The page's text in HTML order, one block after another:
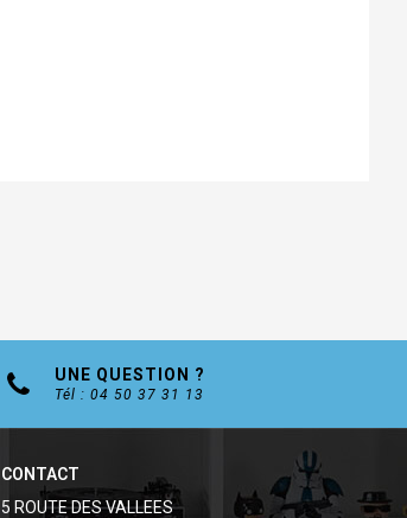
UNE QUESTION ?
Tél : 04 50 37 31 13
CONTACT
5 ROUTE DES VALLEES